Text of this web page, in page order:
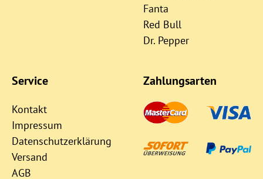
Fanta
Red Bull
Dr. Pepper
Service
Kontakt
Impressum
Datenschutzerklärung
Versand
AGB
Zahlungsarten